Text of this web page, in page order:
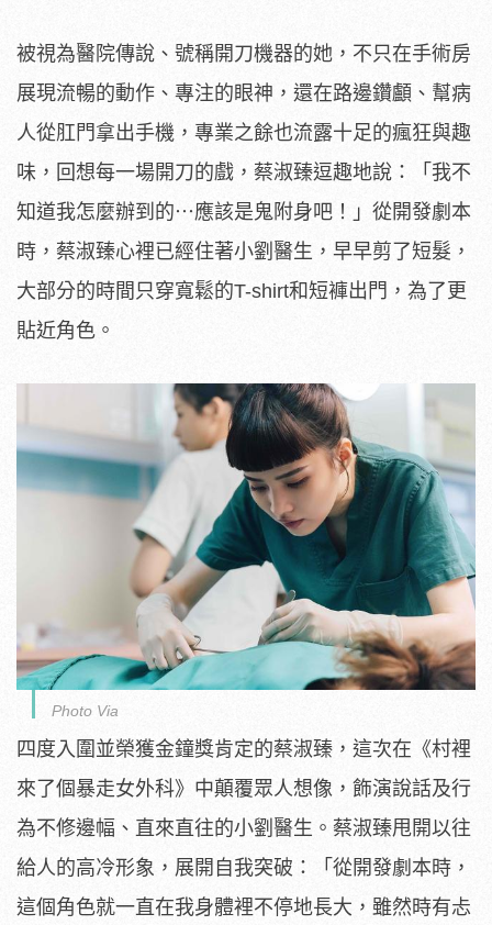
被視為醫院傳說、號稱開刀機器的她， 不只在手術房
展現流暢的動作、專注的眼神，還在路邊鑽顱、 幫病
人從肛門拿出手機，專業之餘也流露十足的瘋狂與趣
味， 回想每一場開刀的戲，蔡淑臻逗趣地說：「我不
知道我怎麼辦到的⋯應該是鬼附身吧！」從開發劇本
時，蔡淑臻心裡已經住著小劉醫生， 早早剪了短髮，
大部分的時間只穿寬鬆的T-shirt和短褲出門 ，為了更
貼近角色。
Photo Via
四度入圍並榮獲金鐘獎肯定的蔡淑臻，這次在《村裡
來了個暴走女外科》中顛覆眾人想像， 飾演說話及行
為不修邊幅、直來直往的小劉醫生。 蔡淑臻甩開以往
給人的高冷形象，展開自我突破：「從開發劇本時，
這個角色就一直在我身體裡不停地長大，雖然時有忐